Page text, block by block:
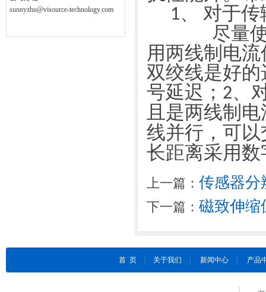
sunnyzhu@visource-technology.com 1、 对于传
尽量
用两线制电
双绞线是好
号延迟； 2、
且是两线制
线并行，可
长距离采用
上一篇： 传感器分
下一篇： 磁致伸缩
首 页 关于我们 新闻中心 产品